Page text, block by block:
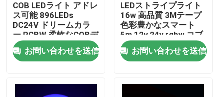
私達について
工場旅行
品質管理
COB LEDライト アドレ
ス可能 896LEDs
DC24V ドリームカラ
ー RGBW 柔軟なCOBデ
ジタルLEDピクセル
お問い合わせを送信
LEDストライプライト
16w 高品質 3Mテープ
色彩豊かなスマート
5m 12v 24v rgbw コブ
LEDストライプ
お問い合わせを送信